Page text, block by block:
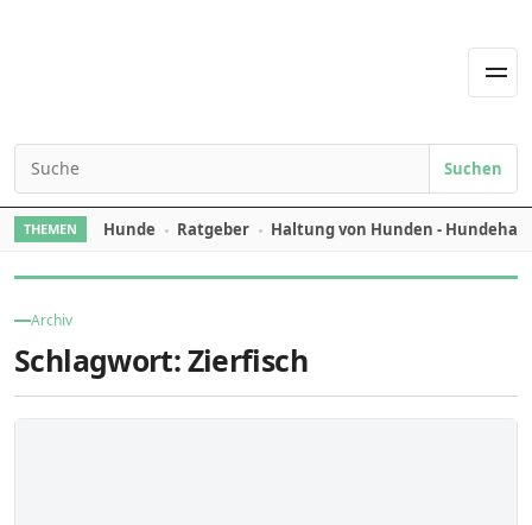
Search for:
Suchen
THEMEN Hunde Ratgeber Haltung von Hunden -
Archiv
Schlagwort:Zierfisch